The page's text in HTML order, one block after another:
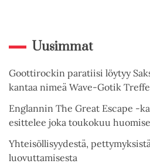
Uusimmat
Goottirockin paratiisi löytyy
kantaa nimeä Wave-Gotik
Englannin The Great Escape -
esittelee joka toukokuu
Yhteisöllisyydestä,
luovuttamisesta